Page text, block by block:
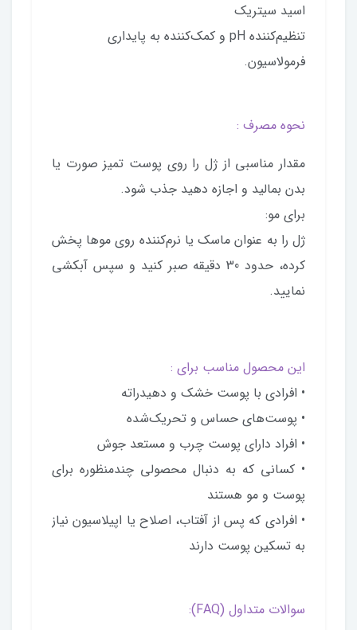
اسید سیتریک
تنظیم‌کننده pH و کمک‌کننده به پایداری
فرمولاسیون.
نحوه مصرف :
مقدار مناسبی از ژل را روی پوست تمیز صورت یا
بدن بمالید و اجازه دهید جذب شود.
برای مو:
ژل را به عنوان ماسک یا نرم‌کننده روی موها پخش
کرده، حدود 30 دقیقه صبر کنید و سپس آبکشی
نمایید.
این محصول مناسب برای :
• افرادی با پوست خشک و دهیدراته
• پوست‌های حساس و تحریک‌شده
• افراد دارای پوست چرب و مستعد جوش
• کسانی که به دنبال محصولی چندمنظوره برای
پوست و مو هستند
• افرادی که پس از آفتاب، اصلاح یا اپیلاسیون نیاز
به تسکین پوست دارند
سوالات متداول (FAQ):